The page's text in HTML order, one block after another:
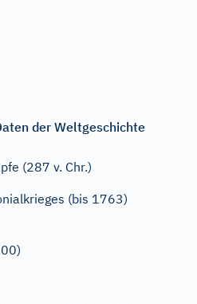
der Weltgeschichte
(287 v. Chr.)
(bis 1763)